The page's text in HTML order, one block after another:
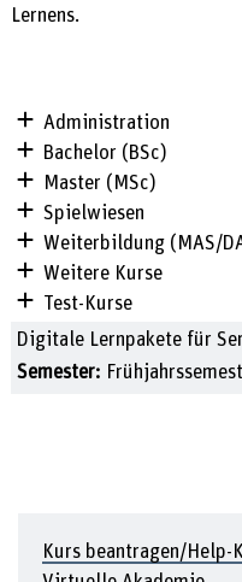
Lernens.
Administration
Bachelor (BSc)
Master (MSc)
Spielwiesen
Weiterbildung (MAS/
Weitere Kurse
Test-Kurse
Digitale Lernpakete für
Semester:
Kurs beantragen/Help-